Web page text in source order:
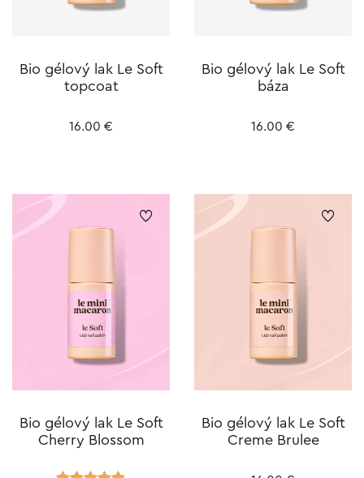
Bio gélový lak Le Soft
topcoat
16.00 €
Bio gélový lak Le Soft
báza
16.00 €
Bio gélový lak Le Soft
Cherry Blossom
Bio gélový lak Le Soft
Creme Brulee